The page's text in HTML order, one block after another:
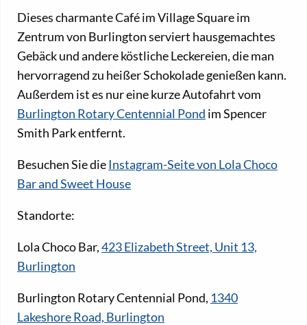
Dieses charmante Café im Village Square im
Zentrum von Burlington serviert hausgemachtes
Gebäck und andere köstliche Leckereien, die man
hervorragend zu heißer Schokolade genießen kann.
Außerdem ist es nur eine kurze Autofahrt vom
Burlington Rotary Centennial Pond im Spencer
Smith Park entfernt.
Besuchen Sie dieInstagram-Seite von Lola Choco
Bar and Sweet House
Standorte:
Lola Choco Bar,423 Elizabeth Street, Unit 13,
Burlington
Burlington Rotary Centennial Pond, 1340
Lakeshore Road, Burlington